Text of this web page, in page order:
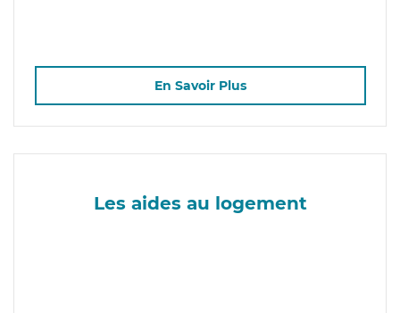
En Savoir Plus
Les aides au logement